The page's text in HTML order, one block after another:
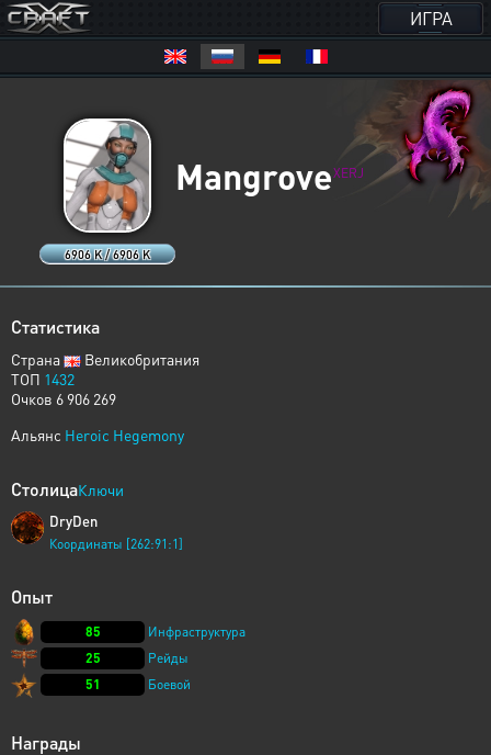
ИГРА
6906 K / 6906 K
MangroveXERJ
Статистика
Страна
Великобритания
ТОП 1432
Очков 6 906 269
Альянс Heroic Hegemony
СтолицаКлючи
DryDen
Координаты [262:91:1]
Опыт
85
Инфраструктура
25
Рейды
51
Боевой
Награды